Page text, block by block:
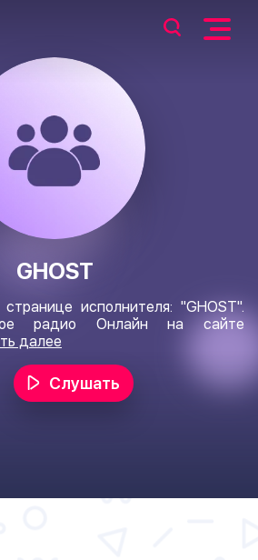
GHOST
исполнителя: "GHOST".
радио Онлайн на сайте
далее
Слушать